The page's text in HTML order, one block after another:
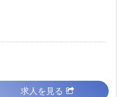
求人を見る